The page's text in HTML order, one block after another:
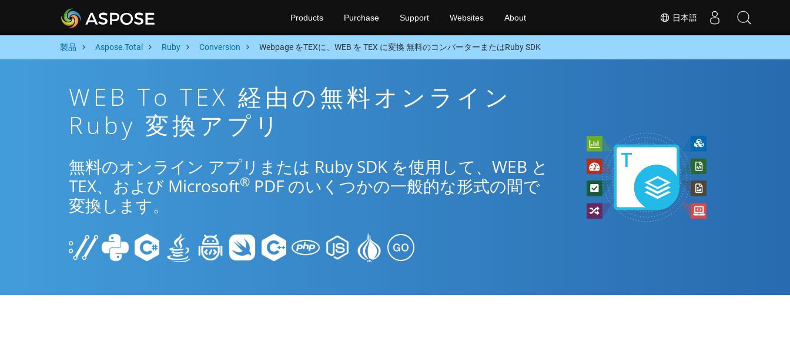
日本語
Products Purchase Support Websites About
製品 Aspose.Total Ruby Conversion Webpage をTEXに、WEB を TEX に変換 無料のコンバーターまたはRuby SDK
WEB To TEX 経由の無料オンライン
Ruby 変換アプリ
無料のオンライン アプリまたは Ruby SDK を使用して、WEB と
TEX、および Microsoft® PDF のいくつかの一般的な形式の間で
変換します。